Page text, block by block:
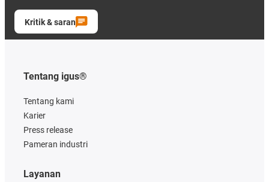
Kritik & saran
Tentang igus®
Tentang kami
Karier
Press release
Pameran industri
Layanan